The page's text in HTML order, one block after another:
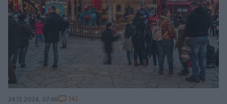
24.12.2024, 07:48 142